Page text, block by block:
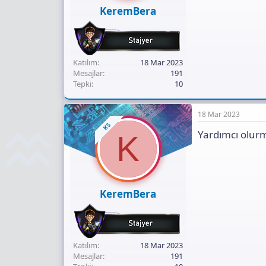
a
KeremBera
Katılım
18 Mar 2023
Mesajlar
191
Tepki
10
KS
K
KeremBera
Katılım
18 Mar 2023
Mesajlar
191
18 Mar 2023
Yardımcı